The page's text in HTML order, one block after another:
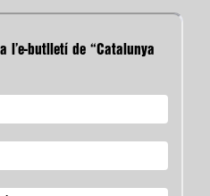
l’e-butlletí de “Catalunya